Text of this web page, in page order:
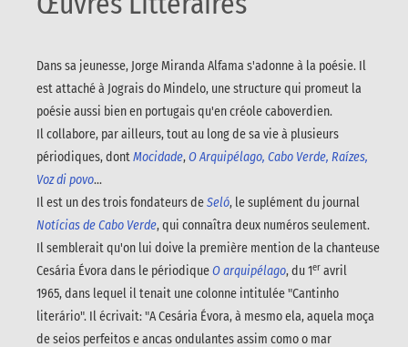
Dans sa jeunesse, Jorge Miranda Alfama s'adonne à la poésie. Il
est attaché à Jograis do Mindelo, une structure qui promeut la
poésie aussi bien en portugais qu'en créole caboverdien.
Il collabore, par ailleurs, tout au long de sa vie à plusieurs
périodiques, dontMocidade,O Arquipélago, Cabo Verde, Raízes,
Voz di povo...
Il est un des trois fondateurs deSeló, le suplément du journal
Notícias de Cabo Verde, qui connaîtra deux numéros seulement.
Il semblerait qu'on lui doive la première mention de la chanteuse
Cesária Évora dans le périodiqueO arquipélago, du 1er avril
1965, dans lequel il tenait une colonne intitulée "Cantinho
literário". Il écrivait: "A Cesária Évora, à mesmo ela, aquela moça
de seios perfeitos e ancas ondulantes assim como o mar